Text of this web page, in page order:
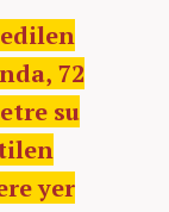
72
su
yer